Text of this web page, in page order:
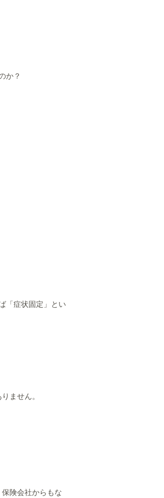
か？
「症状固定」とい
ません。
険会社からもな